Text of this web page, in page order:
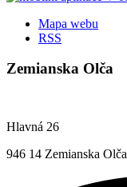
Mapa webu
RSS
Zemianska Olča
Hlavná 26
946 14 Zemianska Olča